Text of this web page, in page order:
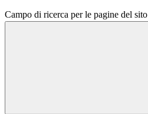
Campo di ricerca per le pagine del sito